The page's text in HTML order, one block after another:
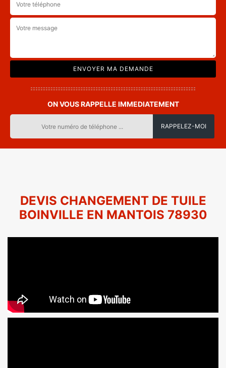
ON VOUS RAPPELLE IMMEDIATEMENT
DEVIS CHANGEMENT DE TUILE
BOINVILLE EN MANTOIS 78930